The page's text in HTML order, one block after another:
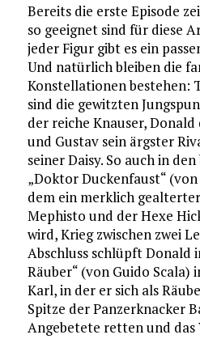
Bereits die erste Episode
so geeignet sind für diese
jeder Figur gibt es ein
Und natürlich bleiben die
Konstellationen bestehen:
sind die gewitzten
der reiche Knauser, Donald
und Gustav sein ärgster
seiner Daisy. So auch in
„Doktor Duckenfaust“
dem ein merklich
Mephisto und der Hexe
wird, Krieg zwischen zwei
Abschluss schlüpft Donald
Räuber“ (von Guido Scala)
Karl, in der er sich als
Spitze der Panzerknacker
Angebetete retten und das